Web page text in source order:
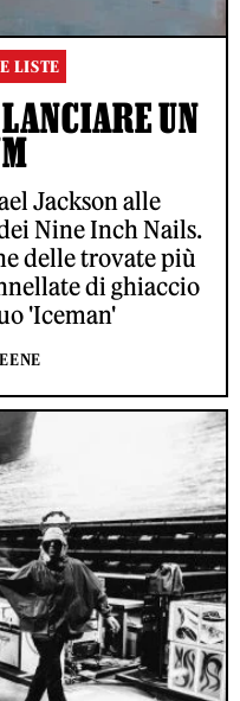
LISTE
UN
Jackson alle
Nine Inch Nails.
delle trovate più
di ghiaccio
'Iceman'